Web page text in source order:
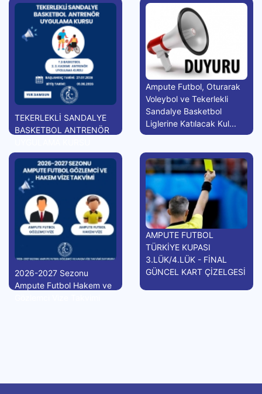
TEKERLEKLİ SANDALYE
BASKETBOL ANTRENÖR
Ampute Futbol, Oturarak
Voleybol ve Tekerlekli
Sandalye Basketbol
Liglerine Katılacak Kul...
2026-2027 Sezonu
Ampute Futbol Hakem ve
AMPUTE FUTBOL
TÜRKİYE KUPASI
3.LÜK/4.LÜK - FİNAL
GÜNCEL KART ÇİZELGESİ